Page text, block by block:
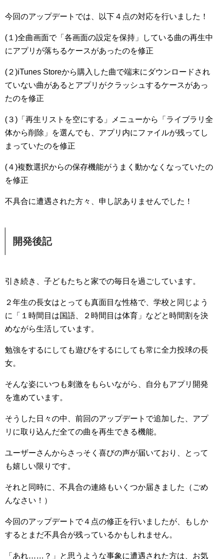
今回のアップデートでは、以下４点の対応を行いました！
(１)全曲画面で「各画面の設定を保持」している曲の再生中
にアプリが落ちるケースがあったのを修正
(２)iTunes Storeから購入した曲で端末にダウンロードされ
ていない曲があるとアプリがクラッシュするケースがあっ
たのを修正
(３)「再生リストを空にする」メニューから「ライブラリ全
体から削除」を選んでも、アプリ内にファイルが残ってし
まっていたのを修正
(４)複数選択からの保存機能がうまく動かなくなっていたの
を修正
不具合に遭遇された方々、申し訳ありませんでした！
開発後記
引き続き、子どもたちと家での毎日を過ごしています。
２年生の長女はとっても真面目な性格で、学校と同じよう
に「１時間目は国語、２時間目は体育」などと時間割を決
めながら生活しています。
勉強をするにしても遊びをするにしても常に全力投球の長
女。
そんな姿にいつも刺激をもらいながら、自分もアプリ開発
を進めています。
そうした日々の中、前回のアップデートで追加した、アプ
リに取り込んだ全ての曲を再生できる機能。
ユーザーさんからさっそく喜びの声が届いており、とって
も嬉しい限りです。
それと同時に、不具合の連絡もいくつか届きました（ごめ
んなさい！）
今回のアップデートで４点の修正を行いましたが、もしか
するとまだ不具合が残っているかもしれません。
「あれ……？」と思うような事象に遭遇された方は、お気